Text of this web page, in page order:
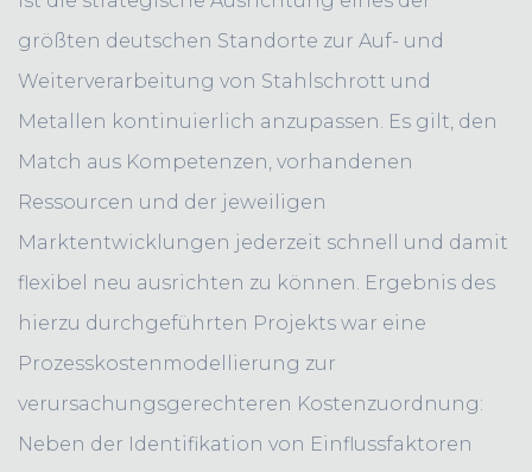
größten deutschen Standorte zur Auf- und
Weiterverarbeitung von Stahlschrott und
Metallen kontinuierlich anzupassen. Es gilt, den
Match aus Kompetenzen, vorhandenen
Ressourcen und der jeweiligen
Marktentwicklungen jederzeit schnell und damit
flexibel neu ausrichten zu können. Ergebnis des
hierzu durchgeführten Projekts war eine
Prozesskostenmodellierung zur
verursachungsgerechteren Kostenzuordnung:
Neben der Identifikation von Einflussfaktoren